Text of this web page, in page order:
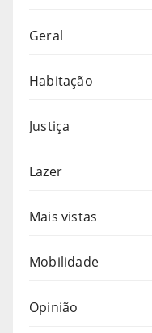
Geral
Habitação
Justiça
Lazer
Mais vistas
Mobilidade
Opinião